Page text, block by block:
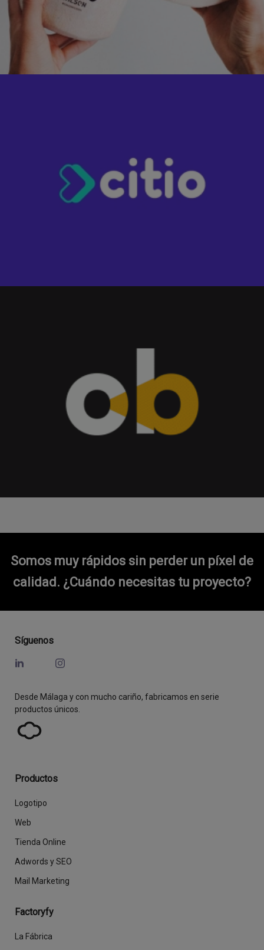
Somos muy rápidos sin perder un píxel de
calidad. ¿Cuándo necesitas tu proyecto?
Síguenos
Desde Málaga y con mucho cariño, fabricamos en serie
productos únicos.
Productos
Logotipo
Web
Tienda Online
Adwords y SEO
Mail Marketing
Factoryfy
La Fábrica